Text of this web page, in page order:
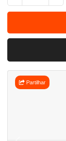
Partilhar